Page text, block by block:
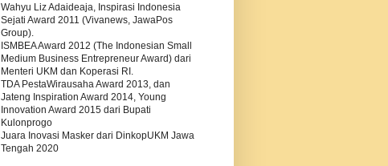
Wahyu Liz Adaideaja, Inspirasi Indonesia
Sejati Award 2011 (Vivanews, JawaPos
Group).
ISMBEA Award 2012 (The Indonesian Small
Medium Business Entrepreneur Award) dari
Menteri UKM dan Koperasi RI.
TDA PestaWirausaha Award 2013, dan
Jateng Inspiration Award 2014, Young
Innovation Award 2015 dari Bupati
Kulonprogo
Juara Inovasi Masker dari DinkopUKM Jawa
Tengah 2020